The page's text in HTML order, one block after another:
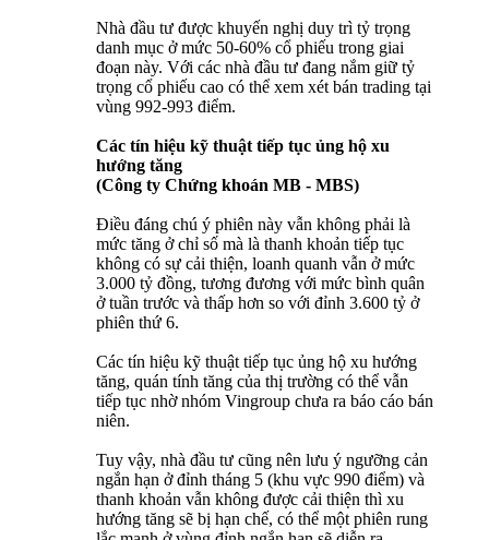
Nhà đầu tư được khuyến nghị duy trì tỷ trọng
danh mục ở mức 50-60% cổ phiếu trong giai
đoạn này. Với các nhà đầu tư đang nắm giữ tỷ
trọng cổ phiếu cao có thể xem xét bán trading tại
vùng 992-993 điểm.
Các tín hiệu kỹ thuật tiếp tục ủng hộ xu
hướng tăng
(Công ty Chứng khoán MB - MBS)
Điều đáng chú ý phiên này vẫn không phải là
mức tăng ở chỉ số mà là thanh khoản tiếp tục
không có sự cải thiện, loanh quanh vẫn ở mức
3.000 tỷ đồng, tương đương với mức bình quân
ở tuần trước và thấp hơn so với đỉnh 3.600 tỷ ở
phiên thứ 6.
Các tín hiệu kỹ thuật tiếp tục ủng hộ xu hướng
tăng, quán tính tăng của thị trường có thể vẫn
tiếp tục nhờ nhóm Vingroup chưa ra báo cáo bán
niên.
Tuy vậy, nhà đầu tư cũng nên lưu ý ngưỡng cản
ngắn hạn ở đỉnh tháng 5 (khu vực 990 điểm) và
thanh khoản vẫn không được cải thiện thì xu
hướng tăng sẽ bị hạn chế, có thể một phiên rung